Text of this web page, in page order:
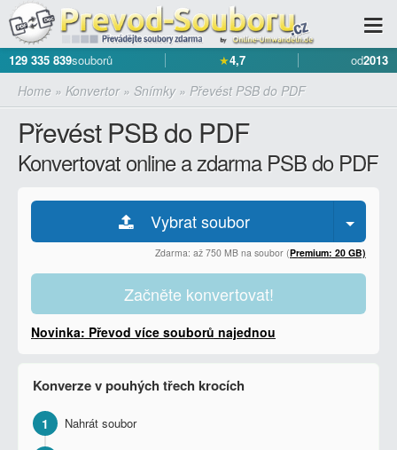
129 335 839souborů ★4,7 od2013
Home » Konvertor» Snímky» Převést PSB do PDF
Převést PSB do PDF
Konvertovat online a zdarma PSB do PDF
Vybrat soubor
Zdarma: až 750 MB na soubor (Premium: 20 GB)
Začněte konvertovat!
Novinka: Převod více souborů najednou
Konverze v pouhých třech krocích
1 Nahrát soubor